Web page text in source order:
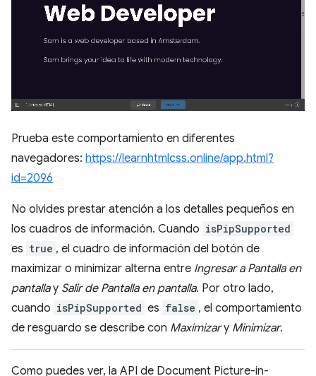
Prueba este comportamiento en diferentes
navegadores: https://learnhtmlcss.online/app.html?
id=2096
No olvides prestar atención a los detalles pequeños en
los cuadros de información. Cuando isPipSupported
es true , el cuadro de información del botón de
maximizar o minimizar alterna entre Ingresar a Pantalla en
pantallay Salir de Pantalla en pantalla. Por otro lado,
cuando isPipSupported es false , el comportamiento
de resguardo se describe con Maximizary Minimizar.
Como puedes ver, la API de Document Picture-in-